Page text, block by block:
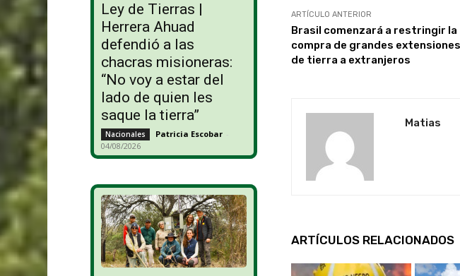
Ley de Tierras |
Herrera Ahuad
defendió a las
chacras misioneras:
“No voy a estar del
lado de quien les
saque la tierra”
Nacionales Patricia Escobar -
04/08/2026
ARTÍCULO ANTERIOR
Brasil comenzará a restringir la
compra de grandes extensiones
de tierra a extranjeros
Matias
ARTÍCULOS RELACIONADOS